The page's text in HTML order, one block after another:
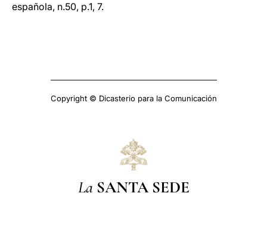
española, n.50, p.1, 7.
Copyright © Dicasterio para la Comunicación
La SANTA SEDE